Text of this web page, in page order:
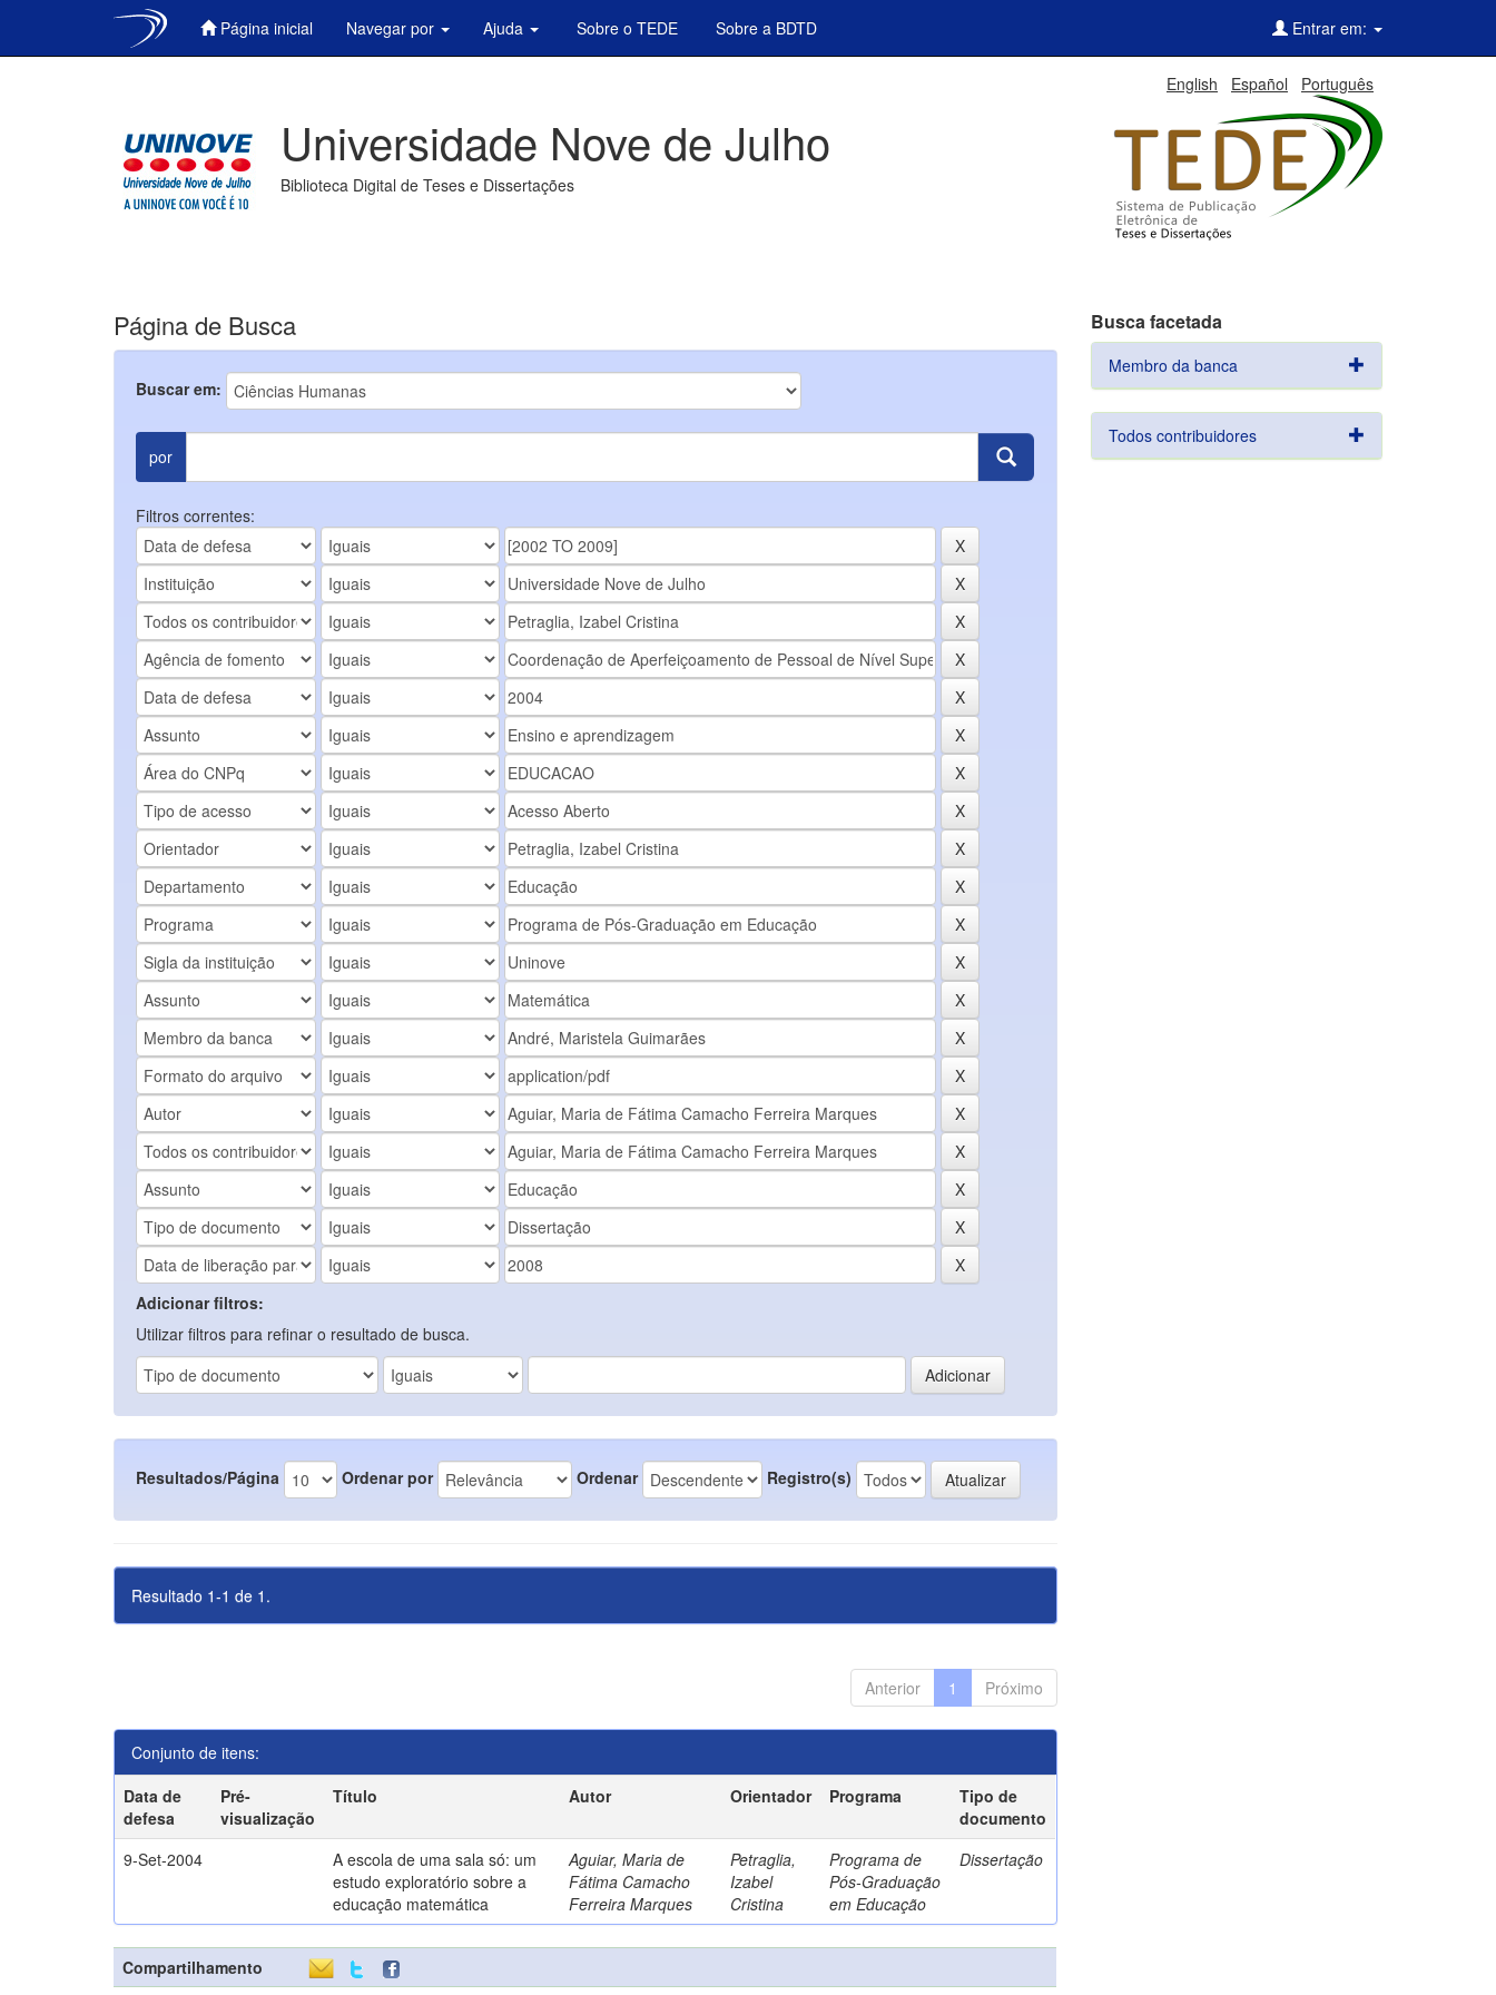
Página inicial Navegar por Ajuda Sobre o TEDE Sobre a BDTD Entrar em:
English Español Português
Universidade Nove de Julho
Biblioteca Digital de Teses e Dissertações
Página de Busca
Buscar em:
por
Filtros correntes:
Adicionar filtros:
Utilizar filtros para refinar o resultado de busca.
Resultados/Página Ordenar por Ordenar Registro(s)
Resultado 1-1 de 1.
Anterior 1 Próximo
Conjunto de itens:
Data de
defesa
Pré-
visualização
Título Autor Orientador Programa
Tipo de
documento
9-Set-2004
A escola de uma sala só: um
estudo exploratório sobre a
educação matemática
Aguiar, Maria de
Fátima Camacho
Ferreira Marques
Petraglia,
Izabel
Cristina
Programa de
Pós-Graduação
em Educação
Dissertação
Compartilhamento
Busca facetada
Membro da banca
Todos contribuidores